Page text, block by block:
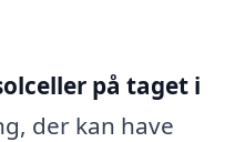
på taget i
der kan have